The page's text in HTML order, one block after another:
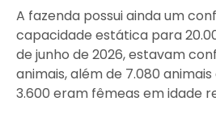
A fazenda possui ainda um
capacidade estática para
de junho de 2026, estavam
animais, além de 7.080
3.600 eram fêmeas em idade